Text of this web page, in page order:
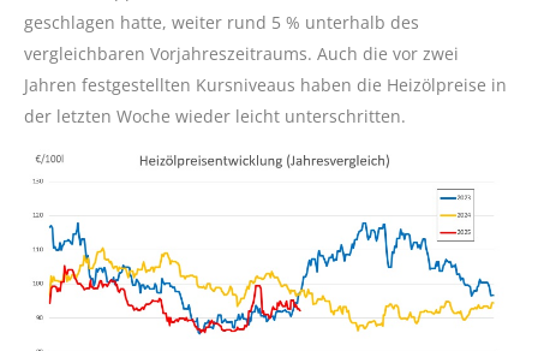
geschlagen hatte, weiter rund 5 % unterhalb des
vergleichbaren Vorjahreszeitraums. Auch die vor zwei
Jahren festgestellten Kursniveaus haben die Heizölpreise in
der letzten Woche wieder leicht unterschritten.